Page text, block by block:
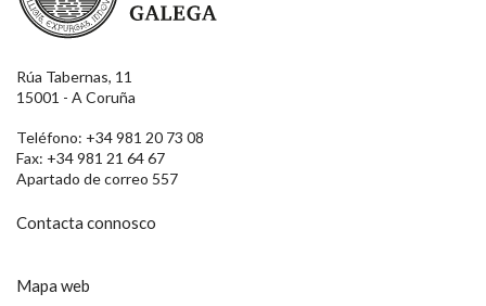
Rúa Tabernas, 11
15001 - A Coruña
Teléfono: +34 981 20 73 08
Fax: +34 981 21 64 67
Apartado de correo 557
Contacta connosco
Mapa web